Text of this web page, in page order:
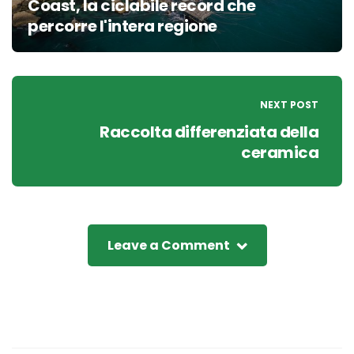
Coast, la ciclabile record che
percorre l'intera regione
NEXT POST
Raccolta differenziata della
ceramica
Leave a Comment